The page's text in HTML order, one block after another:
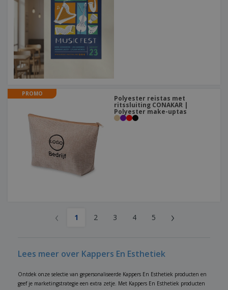
PROMO
Polyester reistas met
ritssluiting CONAKAR |
Polyester make-uptas
‹ 1 2 3 4 5 ›
Lees meer over Kappers En Esthetiek
Ontdek onze selectie van gepersonaliseerde Kappers En Esthetiek producten en
geef je marketingstrategie een extra zetje. Met Kappers En Esthetiek producten